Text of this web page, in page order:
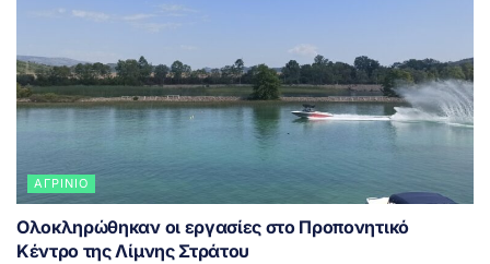
ΑΓΡΊΝΙΟ
Ολοκληρώθηκαν οι εργασίες στο Προπονητικό
Κέντρο της Λίμνης Στράτου